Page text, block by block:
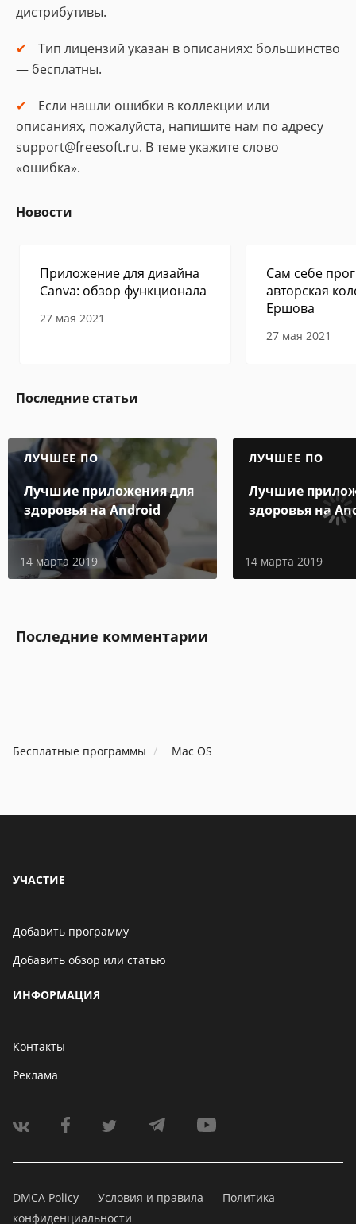
дистрибутивы.
Тип лицензий указан в описаниях: большинство
— бесплатны.
Если нашли ошибки в коллекции или
описаниях, пожалуйста, напишите нам по адресу
support@freesoft.ru. В теме укажите слово
«ошибка».
Новости
Приложение для дизайна
Canva: обзор функционала
27 мая 2021
Сам себе
авторская
Ершова
27 мая 2021
Последние статьи
ЛУЧШЕЕ ПО
Лучшие приложения для
здоровья на Android
14 марта 2019
ЛУЧШЕЕ ПО
Лучшие
здоровья на
14 марта 2019
Последние комментарии
Бесплатные программы Mac OS
УЧАСТИЕ
Добавить программу
Добавить обзор или статью
ИНФОРМАЦИЯ
Контакты
Реклама
DMCA Policy Условия и правила
Политика
конфиденциальности